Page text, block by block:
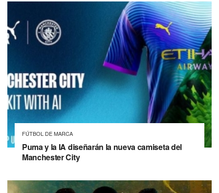
FÚTBOL DE MARCA
Puma y la IA diseñarán la nueva camiseta del
Manchester City